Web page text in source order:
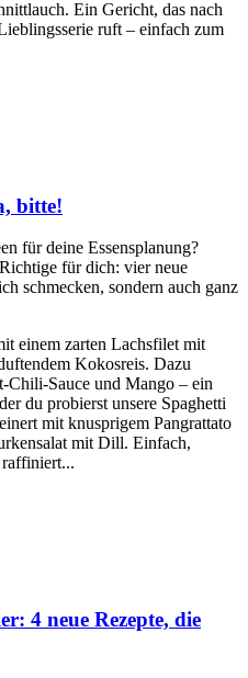
Ein Gericht, das nach
ruft – einfach zum
bitte!
für deine Essensplanung?
für dich: vier neue
schmecken, sondern auch ganz
einem zarten Lachsfilet mit
Kokosreis. Dazu
Chili-Sauce und Mango – ein
du probierst unsere Spaghetti
mit knusprigem Pangrattato
mit Dill. Einfach,
raffiniert...
4 neue Rezepte, die